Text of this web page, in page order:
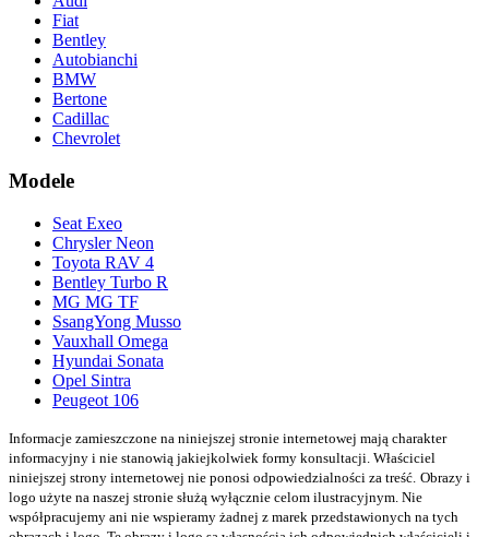
Fiat
Bentley
Autobianchi
BMW
Bertone
Cadillac
Chevrolet
Modele
Seat Exeo
Chrysler Neon
Toyota RAV 4
Bentley Turbo R
MG MG TF
SsangYong Musso
Vauxhall Omega
Hyundai Sonata
Opel Sintra
Peugeot 106
Informacje zamieszczone na niniejszej stronie internetowej mają charakter
informacyjny i nie stanowią jakiejkolwiek formy konsultacji. Właściciel
niniejszej strony internetowej nie ponosi odpowiedzialności za treść. Obrazy i
logo użyte na naszej stronie służą wyłącznie celom ilustracyjnym. Nie
współpracujemy ani nie wspieramy żadnej z marek przedstawionych na tych